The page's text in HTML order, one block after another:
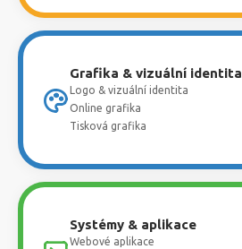
Grafika & vizuální identita
Logo & vizuální identita
Online grafika
Tisková grafika
Systémy & aplikace
Webové aplikace